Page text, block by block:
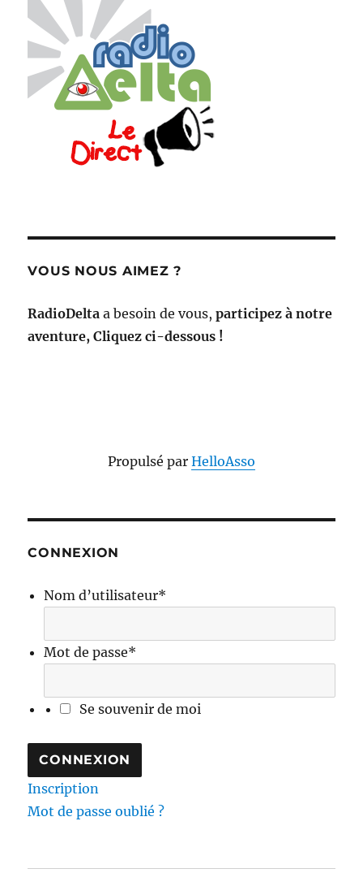
VOUS NOUS AIMEZ ?
RadioDelta a besoin de vous,participez à notre
aventure, Cliquez ci-dessous !
Propulsé par HelloAsso
CONNEXION
Nom d’utilisateur*
Mot de passe*
Se souvenir de moi
Inscription
Mot de passe oublié ?